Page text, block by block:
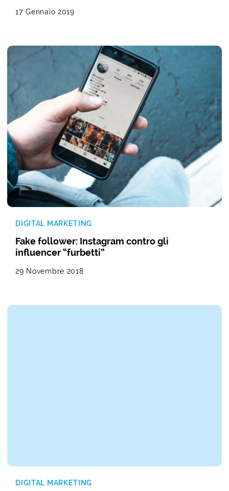
17 Gennaio 2019
DIGITAL MARKETING
Fake follower: Instagram contro gli
influencer “furbetti”
29 Novembre 2018
DIGITAL MARKETING